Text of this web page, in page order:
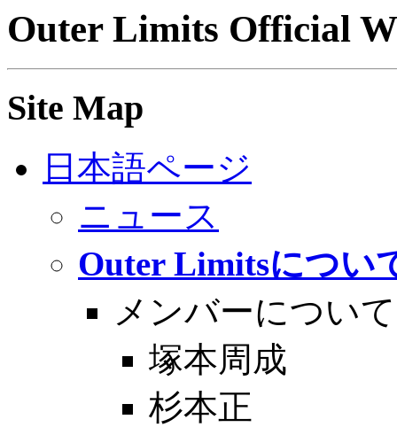
Outer Limits Official
Site Map
日本語ページ
ニュース
Outer Limitsについ
メンバーについて
塚本周成
杉本正